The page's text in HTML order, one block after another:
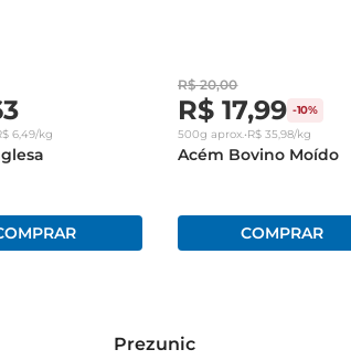
6,49/kg
R$ 20,00
R$ 17,99 -10%
500g aprox.•R$ 35,98/kg
Acém Bovino Moído
Prezunic